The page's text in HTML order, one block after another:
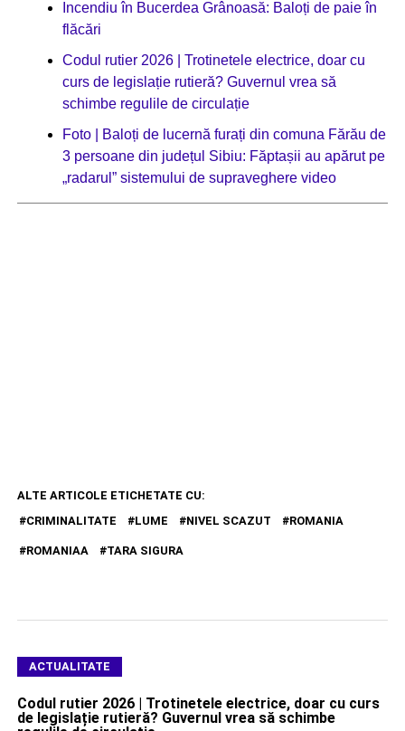
Incendiu în Bucerdea Grânoasă: Baloți de paie în
flăcări
Codul rutier 2026 | Trotinetele electrice, doar cu
curs de legislație rutieră? Guvernul vrea să
schimbe regulile de circulație
Foto | Baloți de lucernă furați din comuna Fărău de
3 persoane din județul Sibiu: Făptașii au apărut pe
„radarul” sistemului de supraveghere video
ALTE ARTICOLE ETICHETATE CU:
CRIMINALITATE
LUME NIVEL SCAZUT ROMANIA
ROMANIAA TARA SIGURA
ACTUALITATE
Codul rutier 2026 | Trotinetele electrice, doar cu curs
de legislație rutieră? Guvernul vrea să schimbe